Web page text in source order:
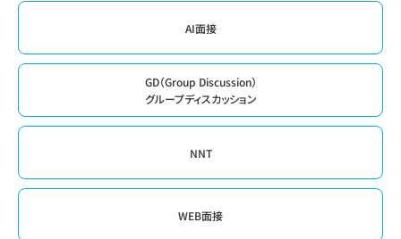
AI面接
GD（Group Discussion）
グループディスカッション
NNT
WEB面接